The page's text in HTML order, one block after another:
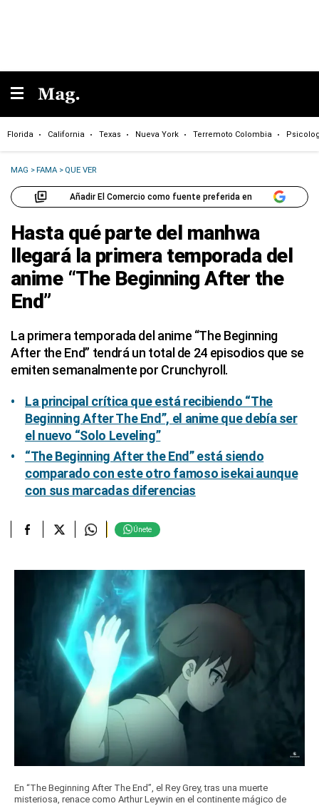
Florida California Texas Nueva York Terremoto Colombia
MAG >FAMA > QUE VER
Añadir El Comercio como fuente preferida en
Hasta qué parte del manhwa
llegará la primera temporada del
anime “The Beginning After the
End”
La primera temporada del anime “The Beginning
After the End” tendrá un total de 24 episodios que se
emiten semanalmente por Crunchyroll.
La principal crítica que está recibiendo “The
Beginning After The End”, el anime que debía ser
el nuevo “Solo Leveling”
“The Beginning After the End” está siendo
comparado con este otro famoso isekai aunque
con sus marcadas diferencias
Únete
En “The Beginning After The End”, el Rey Grey, tras una muerte
misteriosa, renace como Arthur Leywin en el continente mágico de